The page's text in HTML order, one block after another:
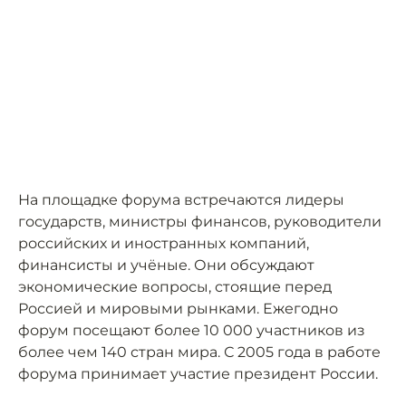
На площадке форума встречаются лидеры
государств, министры финансов, руководители
российских и иностранных компаний,
финансисты и учёные. Они обсуждают
экономические вопросы, стоящие перед
Россией и мировыми рынками. Ежегодно
форум посещают более 10 000 участников из
более чем 140 стран мира. С 2005 года в работе
форума принимает участие президент России.